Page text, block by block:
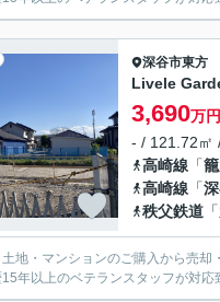
深谷市東方
Livele
3,690万円
- / 121.72㎡
高崎線 「
高崎線 「
秩父鉄道 「
地・マンションのご購入から売
年以上のベテランスタッフが対